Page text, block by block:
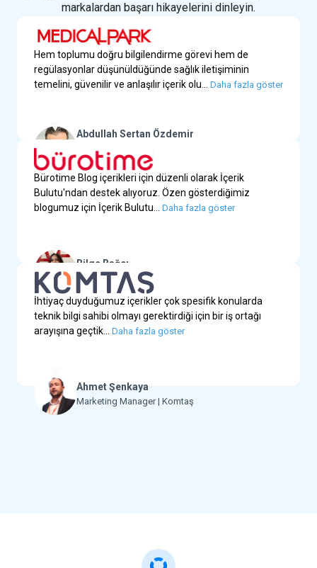
markalardan başarı hikayelerini dinleyin.
Hem toplumu doğru bilgilendirme görevi hem de
regülasyonlar düşünüldüğünde sağlık iletişiminin
temelini, güvenilir ve anlaşılır içerik olu... Daha fazla göster
Abdullah Sertan Özdemir
Park
Bürotime Blog içerikleri için düzenli olarak İçerik
Bulutu'ndan destek alıyoruz. Özen gösterdiğimiz
blogumuz için İçerik Bulutu... Daha fazla göster
Bilge Bağcı
Digital Marketing Specialist | Bürotime
İhtiyaç duyduğumuz içerikler çok spesifik konularda
teknik bilgi sahibi olmayı gerektirdiği için bir iş ortağı
arayışına geçtik... Daha fazla göster
Ahmet Şenkaya
Marketing Manager | Komtaş